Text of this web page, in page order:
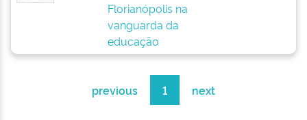
Florianópolis na
vanguarda da
educação
previous 1 next